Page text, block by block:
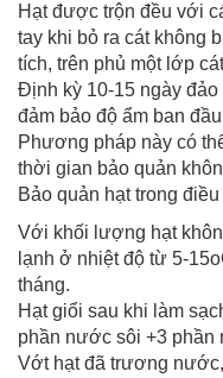
Hạt được trộn đều với
tay khi bỏ ra cát không
tích, trên phủ một lớp
Định kỳ 10-15 ngày
đảm bảo độ ẩm ban
Phương pháp này có
thời gian bảo quản
Bảo quản hạt trong
Với khối lượng hạt
lạnh ở nhiệt độ từ 5-
tháng.
Hạt giổi sau khi làm
phần nước sôi +3 phần
Vớt hạt đã trương